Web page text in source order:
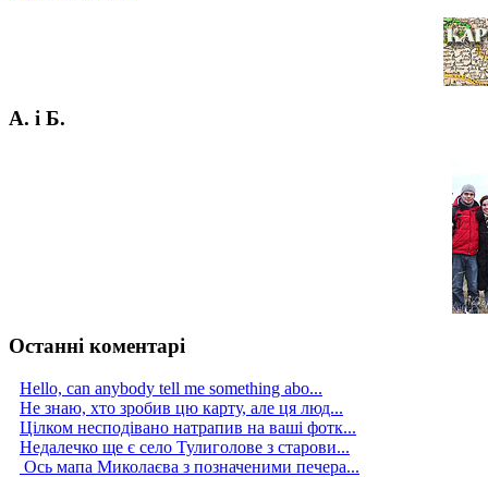
А. і Б.
Останні коментарі
Hello, can anybody tell me something abo...
Не знаю, хто зробив цю карту, але ця люд...
Цілком несподівано натрапив на ваші фотк...
Недалечко ще є село Тулиголове з старови...
Ось мапа Миколаєва з позначеними печера...